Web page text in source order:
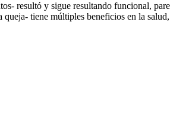
resultó y sigue resultando funcional,
tiene múltiples beneficios en la